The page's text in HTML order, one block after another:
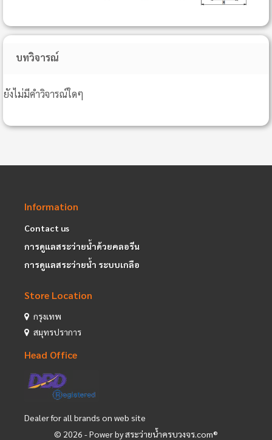
บทวิจารณ์
ยังไม่มีคำวิจารณ์ใดๆ
Information
Contact us
การดูแลสระว่ายน้ำด้วยคลอรีน
การดูแลสระว่ายน้ำ ระบบเกลือ
Store Location
กรุงเทพ
สมุทรปราการ
Head Office
Dealer for all brands on web site
© 2026 - Power by สระว่ายน้ำครบวงจร.com®